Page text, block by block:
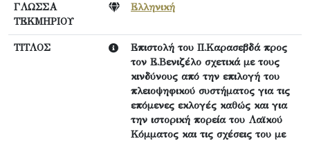
ΓΛΩΣΣΑ
ΤΕΚΜΗΡΙΟΥ
Ελληνική
ΤΙΤΛΟΣ
Επιστολή του Π.Καρασεβδά προς
τον Ε.Βενιζέλο σχετικά με τους
κινδύνους από την επιλογή του
πλειοψηφικού συστήματος για τις
επόμενες εκλογές καθώς και για
την ιστορική πορεία του Λαϊκού
Κόμματος και τις σχέσεις του με